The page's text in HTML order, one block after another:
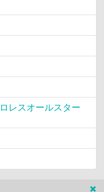
レスオールスター